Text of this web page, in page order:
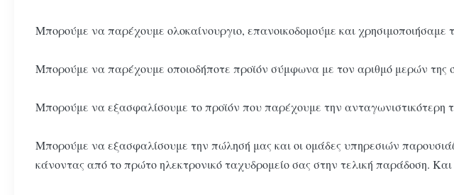
Μπορούμε να παρέχουμε ολοκαίνουργιο, επανοικοδομούμε και
Μπορούμε να παρέχουμε οποιοδήποτε προϊόν σύμφωνα με τον αριθμό μερών της
Μπορούμε να εξασφαλίσουμε το προϊόν που παρέχουμε την ανταγωνιστικότερη
Μπορούμε να εξασφαλίσουμε την πώλησή μας και οι ομάδες υπηρεσιών
κάνοντας από το πρώτο ηλεκτρονικό ταχυδρομείο σας στην τελική παράδοση.